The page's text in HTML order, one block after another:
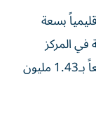
بسعة
في المركز
الثالث بـ2.7 مليون مقعد، ثم طيران ناس رابعاً بـ1.43 مليون